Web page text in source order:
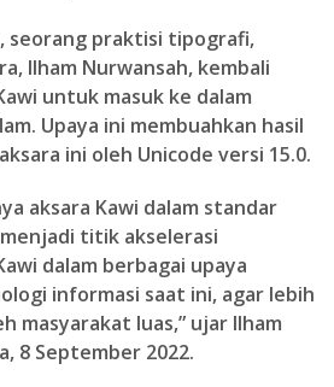
seorang praktisi tipografi,
Ilham Nurwansah, kembali
untuk masuk ke dalam
Upaya ini membuahkan hasil
ini oleh Unicode versi 15.0.
aksara Kawi dalam standar
titik akselerasi
dalam berbagai upaya
informasi saat ini, agar lebih
masyarakat luas,” ujar Ilham
8 September 2022.